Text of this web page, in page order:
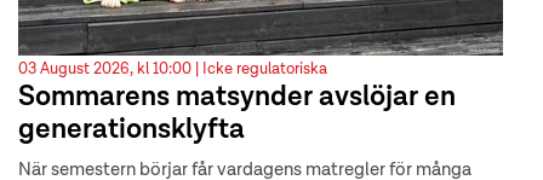
03 August 2026, kl 10:00 | Icke regulatoriska
Sommarens matsynder avslöjar en
generationsklyfta
När semestern börjar får vardagens matregler för många